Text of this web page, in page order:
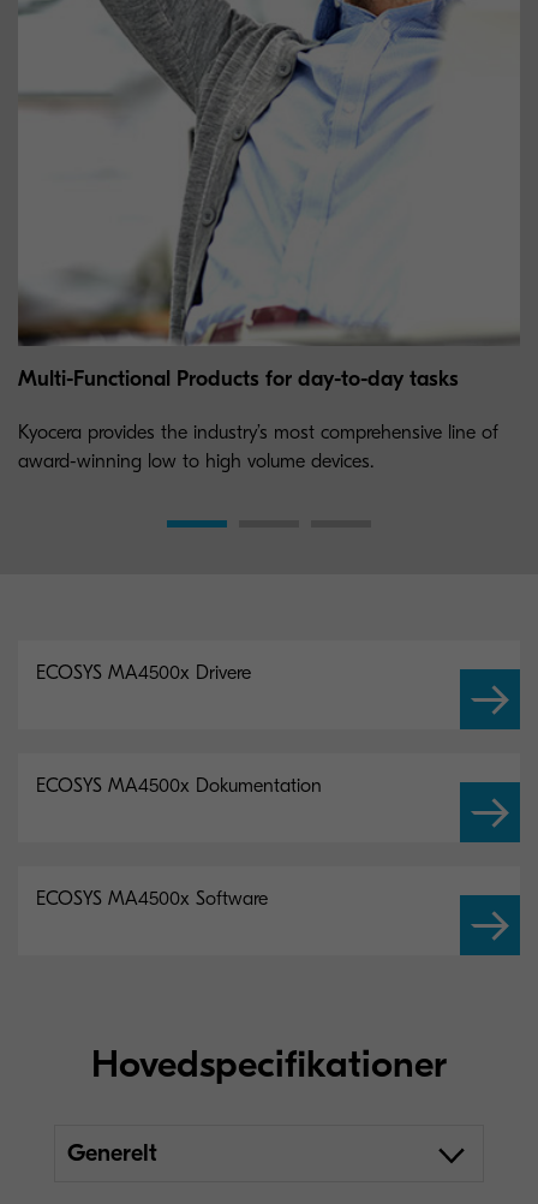
Multi-Functional Products for day-to-day tasks
Kyocera provides the industry’s most comprehensive line of
award-winning low to high volume devices.
ECOSYS MA4500x Drivere
ECOSYS MA4500x Dokumentation
ECOSYS MA4500x Software
Hovedspecifikationer
Generelt